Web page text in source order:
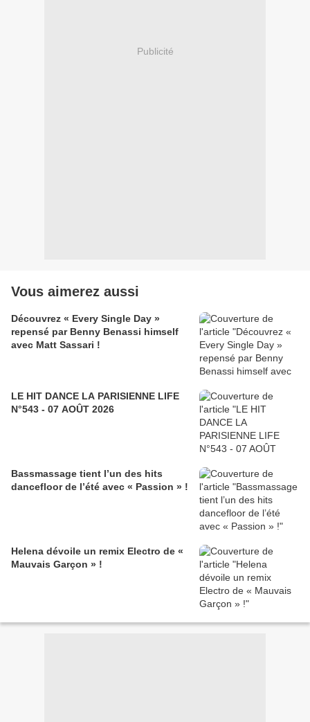
Publicité
Vous aimerez aussi
Découvrez « Every Single Day »
repensé par Benny Benassi himself
avec Matt Sassari !
LE HIT DANCE LA PARISIENNE LIFE
N°543 - 07 AOÛT 2026
Bassmassage tient l’un des hits
dancefloor de l’été avec « Passion » !
Helena dévoile un remix Electro de «
Mauvais Garçon » !